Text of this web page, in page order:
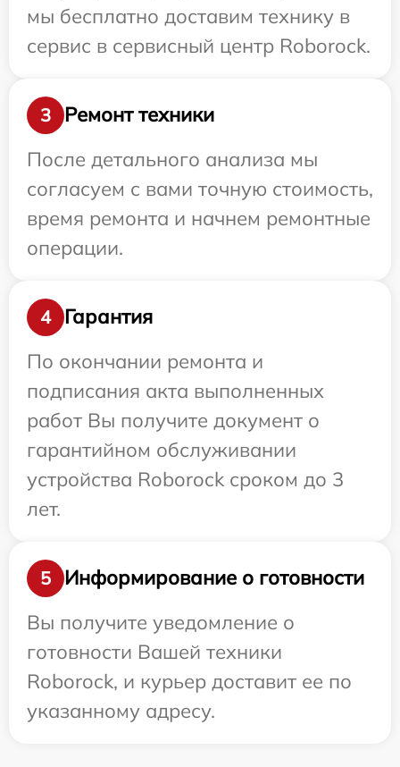
мы бесплатно доставим технику в
сервис в сервисный центр Roborock.
3
Ремонт техники
После детального анализа мы
согласуем с вами точную стоимость,
время ремонта и начнем ремонтные
операции.
4
Гарантия
По окончании ремонта и
подписания акта выполненных
работ Вы получите документ о
гарантийном обслуживании
устройства Roborock сроком до 3
лет.
5
Информирование о готовности
Вы получите уведомление о
готовности Вашей техники
Roborock, и курьер доставит ее по
указанному адресу.